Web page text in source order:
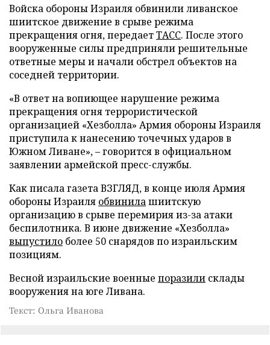
Войска обороны Израиля обвинили ливанское
шиитское движение в срыве режима
прекращения огня, передаетТАСС. После этого
вооруженные силы предприняли решительные
ответные меры и начали обстрел объектов на
соседней территории.
«В ответ на вопиющее нарушение режима
прекращения огня террористической
организацией «Хезболла» Армия обороны Израиля
приступила к нанесению точечных ударов в
Южном Ливане», – говорится в официальном
заявлении армейской пресс-службы.
Как писала газета ВЗГЛЯД, в конце июля Армия
обороны Израиля обвинилашиитскую
организацию в срыве перемирия из-за атаки
беспилотника. В июне движение «Хезболла»
выпустило более 50 снарядов по израильским
позициям.
Весной израильские военные поразили склады
вооружения на юге Ливана.
Текст: Ольга Иванова